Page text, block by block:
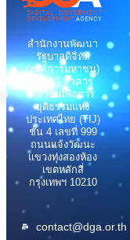
สำนักงานพัฒนา
รัฐบาลดิจิทัล
(องค์การมหาชน)
(สพร.) อาคาร
สถาบันเพื่อการ
ยุติธรรมแห่ง
ประเทศไทย (TIJ)
ชั้น 4 เลขที่ 999
ถนนแจ้งวัฒนะ
แขวงทุ่งสองห้อง
เขตหลักสี่
กรุงเทพฯ 10210
contact@dga.or.th